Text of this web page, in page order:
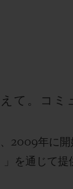
て。コミ
2009年に
を通じて提